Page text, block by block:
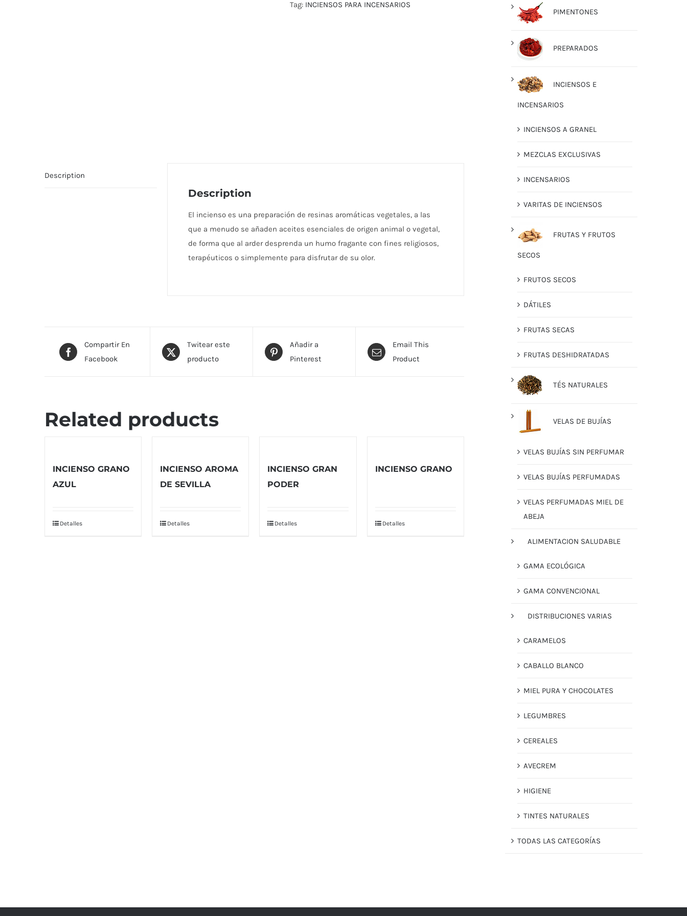
Tag: INCIENSOS PARA INCENSARIOS
Description
Description
El incienso es una preparación de resinas aromáticas vegetales, a las
que a menudo se añaden aceites esenciales de origen animal o vegetal,
de forma que al arder desprenda un humo fragante con fines religiosos,
terapéuticos o simplemente para disfrutar de su olor.
Compartir En
Facebook
Twitear este
producto
Añadir a
Pinterest
Email This
Product
Related products
INCIENSO GRANO
AZUL
Detalles
INCIENSO AROMA
DE SEVILLA
Detalles
INCIENSO GRAN
PODER
Detalles
INCIENSO GRANO
Detalles
PIMENTONES
PREPARADOS
INCIENSOS E
INCENSARIOS
INCIENSOS A GRANEL
MEZCLAS EXCLUSIVAS
INCENSARIOS
VARITAS DE INCIENSOS
FRUTAS Y FRUTOS
SECOS
FRUTOS SECOS
DÁTILES
FRUTAS SECAS
FRUTAS DESHIDRATADAS
TÉS NATURALES
VELAS DE BUJÍAS
VELAS BUJÍAS SIN PERFUMAR
VELAS BUJÍAS PERFUMADAS
VELAS PERFUMADAS MIEL DE
ABEJA
ALIMENTACION SALUDABLE
GAMA ECOLÓGICA
GAMA CONVENCIONAL
DISTRIBUCIONES VARIAS
CARAMELOS
CABALLO BLANCO
MIEL PURA Y CHOCOLATES
LEGUMBRES
CEREALES
AVECREM
HIGIENE
TINTES NATURALES
TODAS LAS CATEGORÍAS